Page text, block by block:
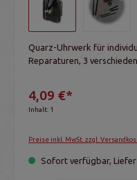
Quarz-Uhrwerk für
Reparaturen, 3
4,09 €*
Inhalt: 1
Preise inkl. MwSt. zzgl.
Sofort verfügbar,